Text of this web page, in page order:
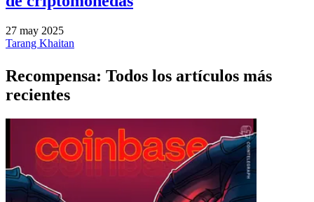
27 may 2025
Tarang Khaitan
Recompensa: Todos los artículos más
recientes